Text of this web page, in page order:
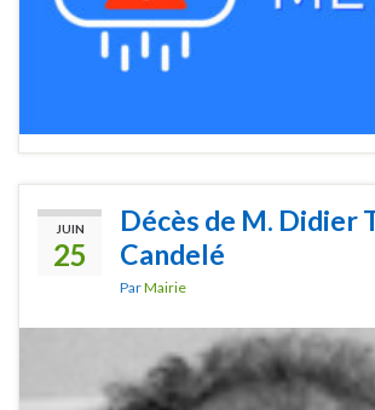
JUIN
25
Décès de M. Didier
Candelé
ParMairie